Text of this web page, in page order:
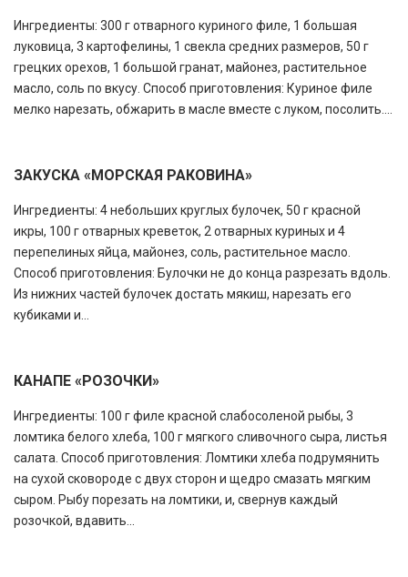
Ингредиенты: 300 г отварного куриного филе, 1 большая
луковица, 3 картофелины, 1 свекла средних размеров, 50 г
грецких орехов, 1 большой гранат, майонез, растительное
масло, соль по вкусу. Способ приготовления: Куриное филе
мелко нарезать, обжарить в масле вместе с луком, посолить....
ЗАКУСКА «МОРСКАЯ РАКОВИНА»
Ингредиенты: 4 небольших круглых булочек, 50 г красной
икры, 100 г отварных креветок, 2 отварных куриных и 4
перепелиных яйца, майонез, соль, растительное масло.
Способ приготовления: Булочки не до конца разрезать вдоль.
Из нижних частей булочек достать мякиш, нарезать его
кубиками и...
КАНАПЕ «РОЗОЧКИ»
Ингредиенты: 100 г филе красной слабосоленой рыбы, 3
ломтика белого хлеба, 100 г мягкого сливочного сыра, листья
салата. Способ приготовления: Ломтики хлеба подрумянить
на сухой сковороде с двух сторон и щедро смазать мягким
сыром. Рыбу порезать на ломтики, и, свернув каждый
розочкой, вдавить...